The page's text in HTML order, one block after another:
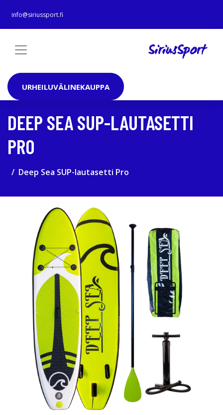
info@siriussport.fi
URHEILUVÄLINEKAUPPA
DEEP SEA SUP-LAUTASETTI
PRO
Deep Sea SUP-lautasetti Pro